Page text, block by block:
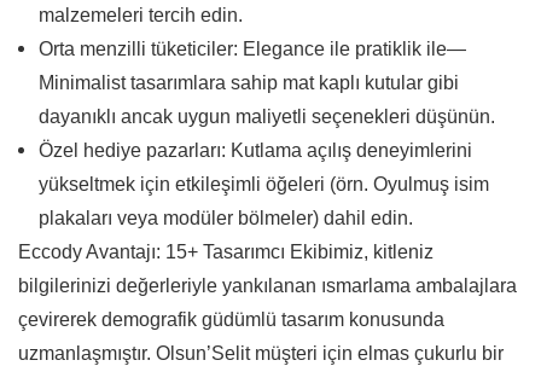
malzemeleri tercih edin.
Orta menzilli tüketiciler: Elegance ile pratiklik ile—
Minimalist tasarımlara sahip mat kaplı kutular gibi
dayanıklı ancak uygun maliyetli seçenekleri düşünün.
Özel hediye pazarları: Kutlama açılış deneyimlerini
yükseltmek için etkileşimli öğeleri (örn. Oyulmuş isim
plakaları veya modüler bölmeler) dahil edin.
Eccody Avantajı: 15+ Tasarımcı Ekibimiz, kitleniz
bilgilerinizi değerleriyle yankılanan ısmarlama ambalajlara
çevirerek demografik güdümlü tasarım konusunda
uzmanlaşmıştır. Olsun’Selit müşteri için elmas çukurlu bir